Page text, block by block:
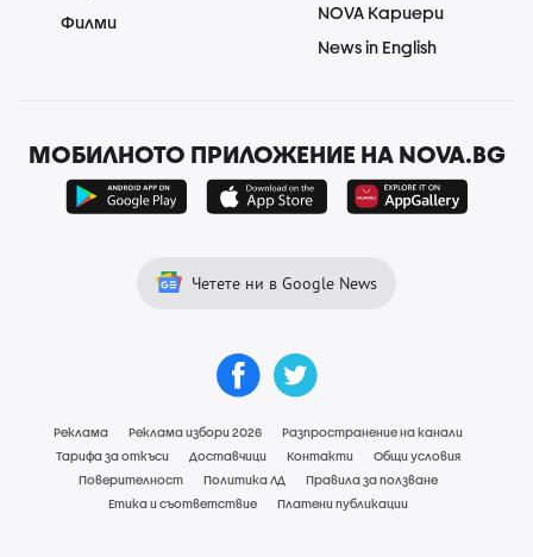
Филми
NOVA Кариери
News in English
МОБИЛНОТО ПРИЛОЖЕНИЕ НА NOVA.BG
Четете ни в Google News
Реклама Реклама избори 2026
Разпространение на канали
Тарифа за откъси
Доставчици Контакти
Общи условия
Поверителност
Политика ЛД
Правила за ползване
Етика и съответствие
Платени публикации